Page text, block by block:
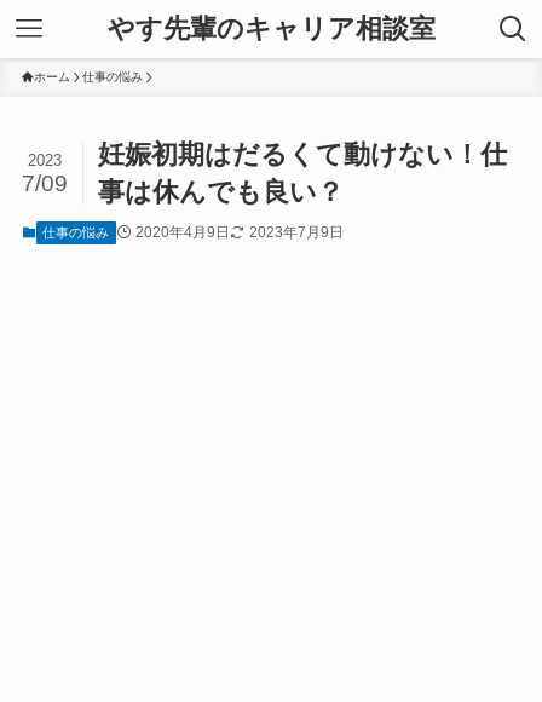
やす先輩のキャリア相談室
ホーム 仕事の悩み
妊娠初期はだるくて動けない！仕
事は休んでも良い？
2023
7/09
仕事の悩み 2020年4月9日 2023年7月9日